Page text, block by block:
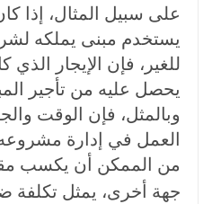
على سبيل المثال، إذا
يستخدم مبنى يملكه
للغير، فإن الإيجار
يحصل عليه من تأجير
وبالمثل، فإن الوقت
العمل في إدارة
من الممكن أن يكسب
جهة أخرى، يمثل تكلفة